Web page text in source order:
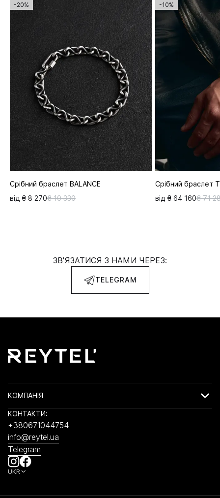
-20%
Срібний браслет BALANCE
від ₴ 8 270₴ 10 330
-10%
Срібний браслет
від ₴ 64 160₴ 71
ЗВ'ЯЗАТИСЯ З НАМИ ЧЕРЕЗ:
TELEGRAM
КОМПАНІЯ
КОНТАКТИ:
+380671044754
info@reytel.ua
Telegram
UKR